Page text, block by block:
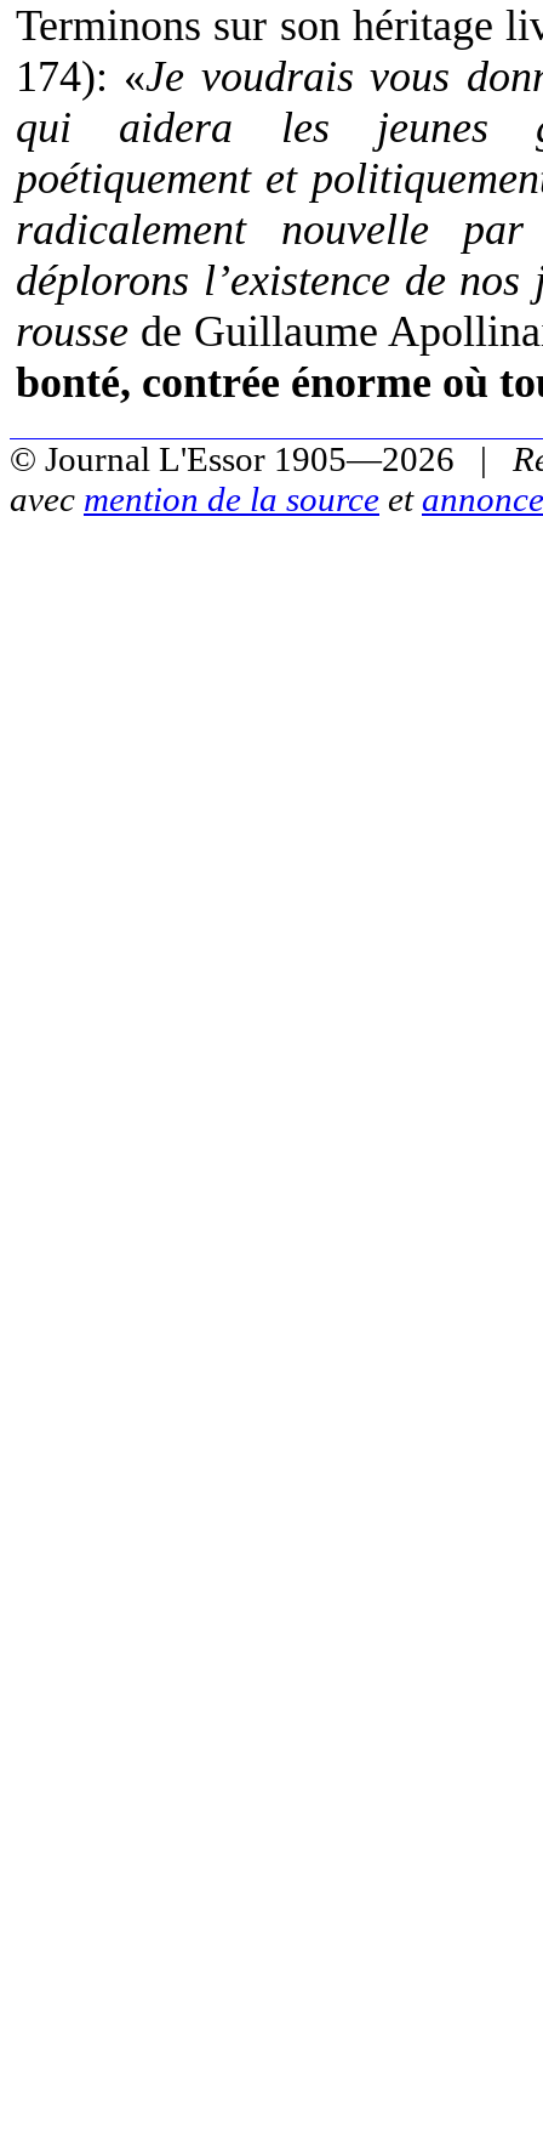
Terminons sur son héritage
174): «Je voudrais vous
qui aidera les jeunes
poétiquement et
radicalement nouvelle
déplorons l’existence de nos
rousse de Guillaume
bonté, contrée énorme où
© Journal L'Essor 1905—2026 |
avec mention de la source et